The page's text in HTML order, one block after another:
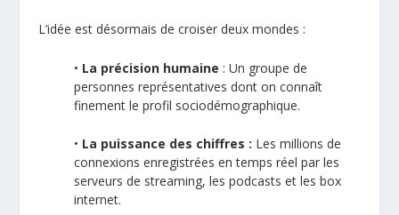
L’idée est désormais de croiser deux mondes :
• La précision humaine : Un groupe de
personnes représentatives dont on connaît
finement le profil sociodémographique.
• La puissance des chiffres : Les millions de
connexions enregistrées en temps réel par les
serveurs de streaming, les podcasts et les box
internet.